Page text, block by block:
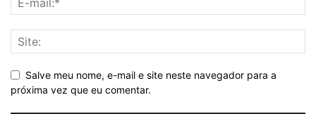
Salve meu nome, e-mail e site neste navegador para a
próxima vez que eu comentar.